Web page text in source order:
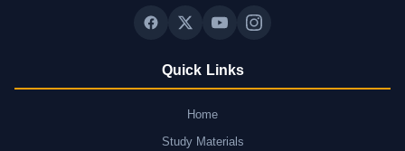
Quick Links
Home
Study Materials